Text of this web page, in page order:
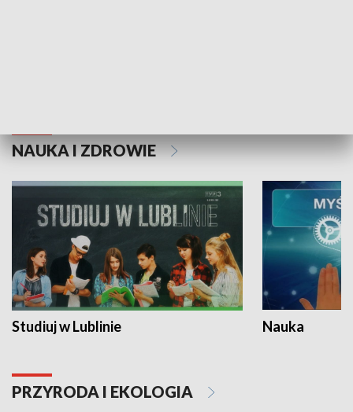
NAUKA I ZDROWIE
Studiuj w Lublinie Nauka
PRZYRODA I EKOLOGIA